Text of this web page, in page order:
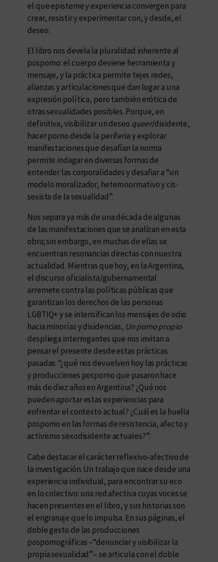
el que episteme y experiencia convergen para
crear, resistir y experimentar con, y desde, el
deseo.
El libro nos devela la pluralidad inherente al
posporno: el cuerpo deviene herramienta y
mensaje, y la práctica permite tejes redes,
alianzas y articulaciones que dan lugar a una
expresión política, pero también erótica de
otras sexualidades posibles. Porque, en
definitiva, visibilizar un deseo queer/disidente,
hacer porno desde la periferia y explorar
manifestaciones que desafían la norma
permite indagar en diversas formas de
entender las corporalidades y desafiar a “un
modelo moralizador, heteronormativo y cis-
sexista de la sexualidad”.
Nos separa ya más de una década de algunas
de las manifestaciones que se analizan en esta
obra; sin embargo, en muchas de ellas se
encuentran resonancias directas con nuestra
actualidad. Mientras que hoy, en la Argentina,
el discurso oficialista/gubernamental
arremete contra las políticas públicas que
garantizan los derechos de las personas
LGBTIQ+ y se intensifican los mensajes de odio
hacia minorías y disidencias, Un porno propio
despliega interrogantes que nos invitan a
pensar el presente desde estas prácticas
pasadas: “¿qué nos devuelven hoy las prácticas
y producciones posporno que pasaron hace
más de diez años en Argentina? ¿Qué nos
pueden aportar estas experiencias para
enfrentar el contexto actual? ¿Cuál es la huella
posporno en las formas de resistencia, afecto y
activismo sexodisidente actuales?”.
Cabe destacar el carácter reflexivo-afectivo de
la investigación. Un trabajo que nace desde una
experiencia individual, para encontrar su eco
en lo colectivo: una red afectiva cuyas voces se
hacen presentes en el libro, y sus historias son
el engranaje que lo impulsa. En sus páginas, el
doble gesto de las producciones
pospornográficas –“denunciar y visibilizar la
propia sexualidad”– se articula con el doble